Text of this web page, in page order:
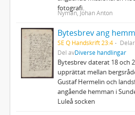
fotografi.
Nyman, Johan Anton
SE Q Handskrift 23:4
Del avDiverse handlingar
Bytesbrev daterat 18 och
upprättat mellan
Gustaf Hermelin och
angående hemman i
Luleå socken